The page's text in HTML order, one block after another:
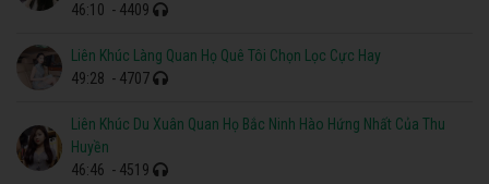
46:10 - 4409
Liên Khúc Làng Quan Họ Quê Tôi Chọn Lọc Cực Hay
49:28 - 4707
Liên Khúc Du Xuân Quan Họ Bắc Ninh Hào Hứng Nhất Của Thu
Huyền
46:46 - 4519